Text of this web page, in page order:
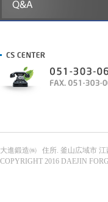
大進鍛造㈱ 住所. 釜山広域市 江
COPYRIGHT 2016 DAEJIN